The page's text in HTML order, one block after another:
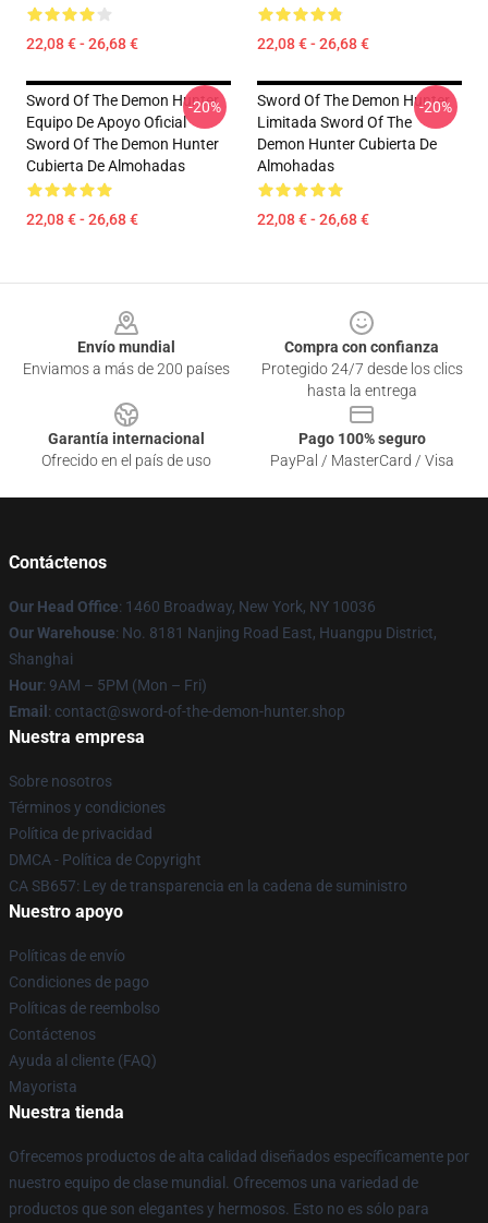
22,08 € - 26,68 € 22,08 € - 26,68 €
Sword Of The Demon Hunter
Equipo De Apoyo Oficial
Sword Of The Demon Hunter
Cubierta De Almohadas
22,08 € - 26,68 €
-20%
Sword Of The Demon Hunter
Limitada Sword Of The
Demon Hunter Cubierta De
Almohadas
22,08 € - 26,68 €
-20%
Envío mundial
Enviamos a más de 200 países
Compra con confianza
Protegido 24/7 desde los clics
hasta la entrega
Garantía internacional
Ofrecido en el país de uso
Pago 100% seguro
PayPal / MasterCard / Visa
Contáctenos
Our Head Office: 1460 Broadway, New York, NY 10036
Our Warehouse: No. 8181 Nanjing Road East, Huangpu District,
Shanghai
Hour: 9AM – 5PM (Mon – Fri)
Email : contact@sword-of-the-demon-hunter.shop
Nuestra empresa
Sobre nosotros
Términos y condiciones
Política de privacidad
DMCA - Política de Copyright
CA SB657: Ley de transparencia en la cadena de suministro
Nuestro apoyo
Políticas de envío
Condiciones de pago
Políticas de reembolso
Contáctenos
Ayuda al cliente (FAQ)
Mayorista
Nuestra tienda
Ofrecemos productos de alta calidad diseñados específicamente por
nuestro equipo de clase mundial. Ofrecemos una variedad de
productos que son elegantes y hermosos. Esto no es sólo para